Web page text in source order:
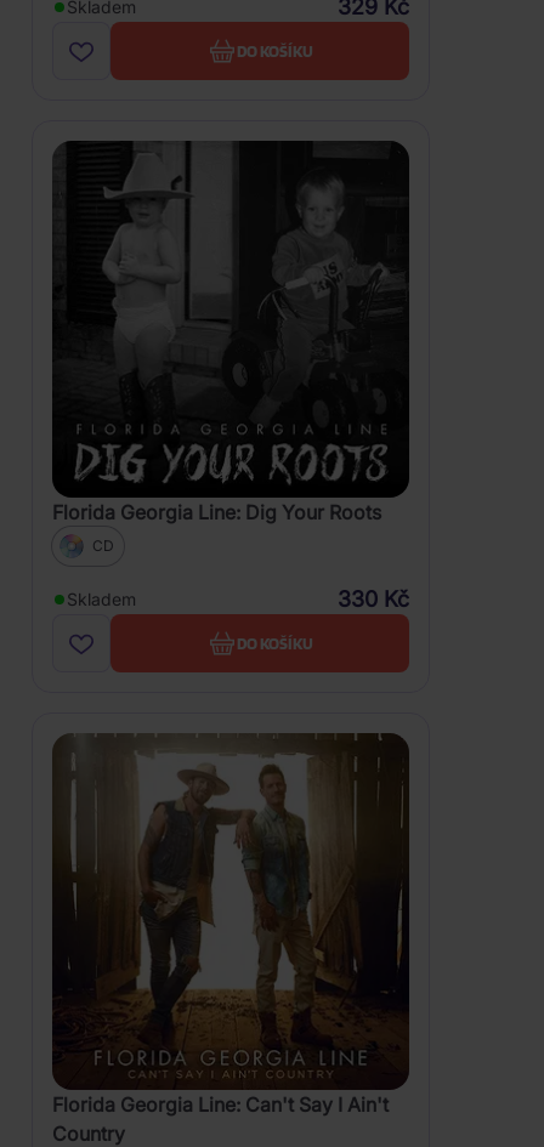
Skladem 329 Kč
DO KOŠÍKU
Florida Georgia Line: Dig Your Roots
CD
Skladem 330 Kč
DO KOŠÍKU
Florida Georgia Line: Can't Say I Ain't
Country